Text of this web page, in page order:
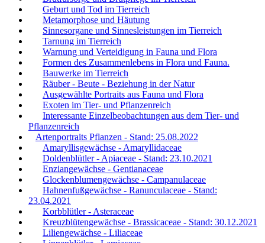
Geburt und Tod im Tierreich
Metamorphose und Häutung
Sinnesorgane und Sinnesleistungen im Tierreich
Tarnung im Tierreich
Warnung und Verteidigung in Fauna und Flora
Formen des Zusammenlebens in Flora und Fauna.
Bauwerke im Tierreich
Räuber - Beute - Beziehung in der Natur
Ausgewählte Portraits aus Fauna und Flora
Exoten im Tier- und Pflanzenreich
Interessante Einzelbeobachtungen aus dem Tier- und
Pflanzenreich
Artenportraits Pflanzen - Stand: 25.08.2022
Amaryllisgewächse - Amaryllidaceae
Doldenblütler - Apiaceae - Stand: 23.10.2021
Enziangewächse - Gentianaceae
Glockenblumengewächse - Campanulaceae
Hahnenfußgewächse - Ranunculaceae - Stand:
23.04.2021
Korbblütler - Asteraceae
Kreuzblütengewächse - Brassicaceae - Stand: 30.12.2021
Liliengewächse - Liliaceae